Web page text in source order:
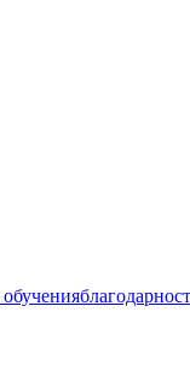
благодарност